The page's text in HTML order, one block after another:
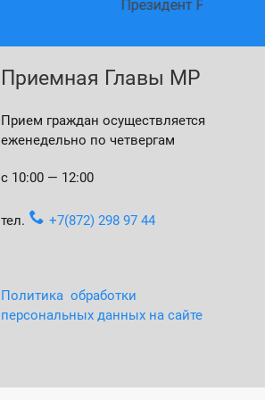
Президент России
Приемная Главы МР
Прием граждан осуществляется
еженедельно по четвергам
с 10:00 — 12:00
тел. +7(872) 298 97 44
Политика обработки
персональных данных на сайте